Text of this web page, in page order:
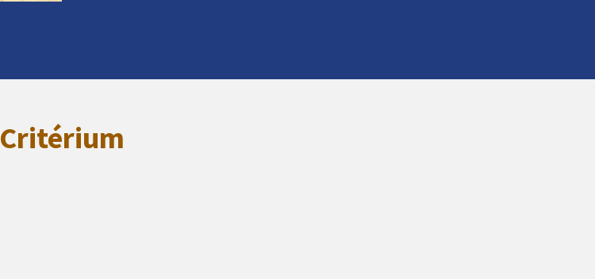
Critérium